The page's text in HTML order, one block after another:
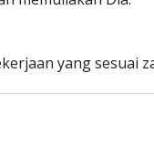
yang sesuai